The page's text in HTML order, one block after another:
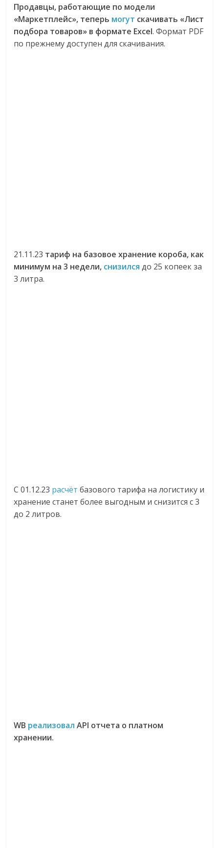
Продавцы, работающие по модели
«Маркетплейс», теперь могут скачивать «Лист
подбора товаров» в формате Excel. Формат PDF
по прежнему доступен для скачивания.
21.11.23 тариф на базовое хранение короба, как
минимум на 3 недели, снизился до 25 копеек за
3 литра.
С 01.12.23 расчёт базового тарифа на логистику и
хранение станет более выгодным и снизится с 3
до 2 литров.
WB реализовал API отчета о платном
хранении.